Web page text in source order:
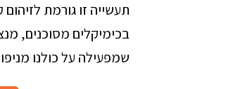
תעשייה זו גורמת
בכימיקלים מסוכנים,
שמפעילה על כולנו